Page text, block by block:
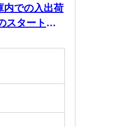
内での入出荷
スタート！